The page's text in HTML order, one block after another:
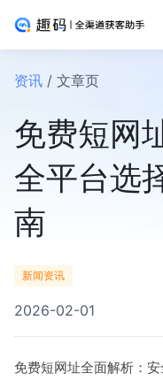
资讯 / 文章页
免费短网
全平台选
南
新闻资讯
2026-02-01
免费短网址全面解析：